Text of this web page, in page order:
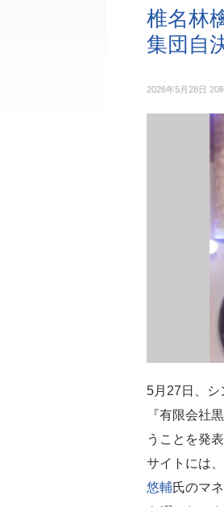
椎名林
集団自
2026年5月28日 20
5月27日、シ
『有限会社
うことを発
サイトには
悠輔氏のマ